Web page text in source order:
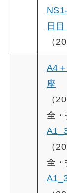
日
（
A4
座
（
全・
（
全・